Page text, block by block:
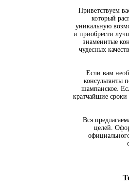
Приветствуем
который
уникальную
и приобрести
знаменитые
чудесных
Если вам
консультанты
шампанское.
кратчайшие
Вся
целей.